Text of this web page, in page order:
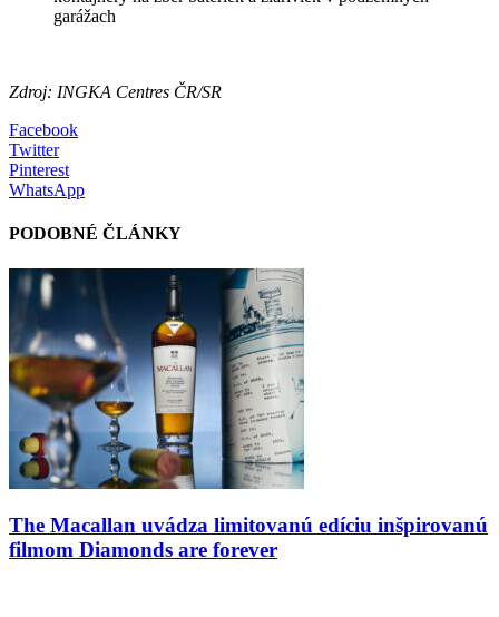
garážach
Zdroj: INGKA Centres ČR/SR
Facebook
Twitter
Pinterest
WhatsApp
PODOBNÉ ČLÁNKY
The Macallan uvádza limitovanú edíciu inšpirovanú
filmom Diamonds are forever